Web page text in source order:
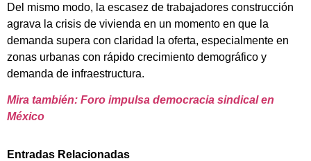
Del mismo modo, la escasez de trabajadores construcción
agrava la crisis de vivienda en un momento en que la
demanda supera con claridad la oferta, especialmente en
zonas urbanas con rápido crecimiento demográfico y
demanda de infraestructura.
Mira también: Foro impulsa democracia sindical en
México
Entradas Relacionadas